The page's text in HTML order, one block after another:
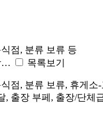
점, 분류 보류 등
…
목록보기
점, 분류 보류, 휴게소
, 출장 부페, 출장/단체